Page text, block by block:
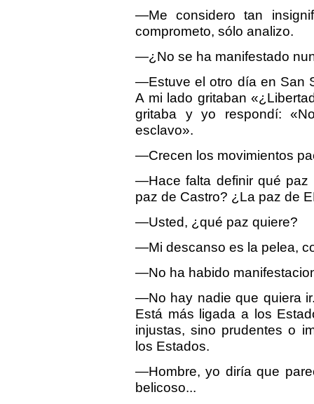
—Me considero tan
comprometo, sólo analizo.
—¿No se ha manifestado
—Estuve el otro día en San
A mi lado gritaban
gritaba y yo respondí:
esclavo».
—Crecen los movimientos
—Hace falta definir qué paz
paz de Castro? ¿La paz de
—Usted, ¿qué paz quiere?
—Mi descanso es la pelea,
—No ha habido
—No hay nadie que quiera
Está más ligada a los
injustas, sino prudentes o
los Estados.
—Hombre, yo diría que
belicoso...